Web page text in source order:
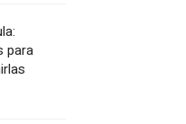
para